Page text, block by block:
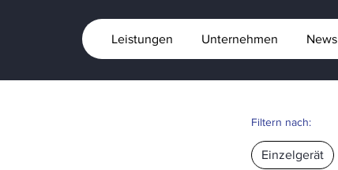
Leistungen Unternehmen News
Filtern nach:
Einzelgerät